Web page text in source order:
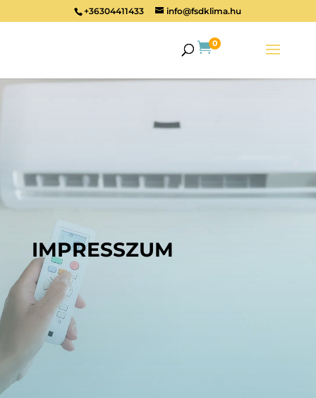
+36304411433 info@fsdklima.hu
0
IMPRESSZUM